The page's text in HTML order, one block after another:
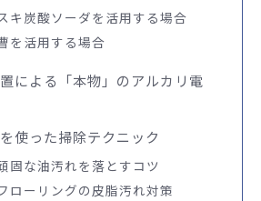
キ炭酸ソーダを活用する場合
を活用する場合
による「本物」のアルカリ電
使った掃除テクニック
固な油汚れを落とすコツ
ローリングの皮脂汚れ対策